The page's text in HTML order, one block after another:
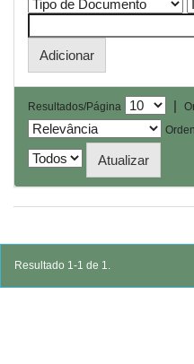
Resultados/Página |
Resultado 1-1 de 1.